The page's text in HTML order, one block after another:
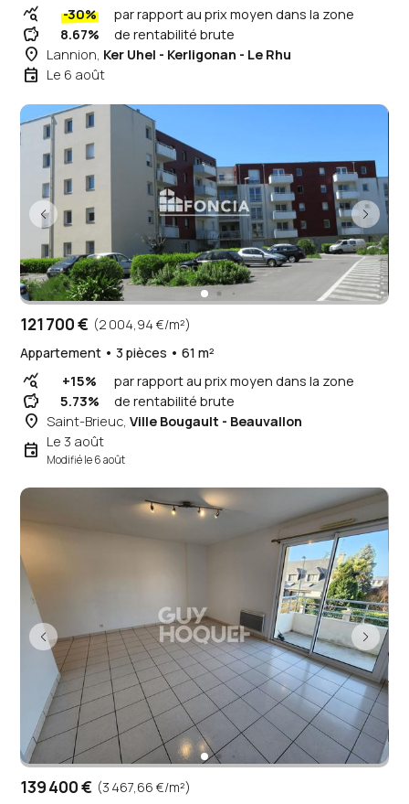
query_stats -30% par rapport au prix moyen dans la zone
savings 8.67% de rentabilité brute
place Lannion, Ker Uhel - Kerligonan - Le Rhu
event Le 6 août
121 700 € (2 004,94 €/m²)
Appartement • 3 pièces • 61 m²
query_stats +15% par rapport au prix moyen dans la zone
savings 5.73% de rentabilité brute
place Saint-Brieuc,Ville Bougault - Beauvallon
event Le 3 août
Modifié le 6 août
139 400 € (3 467,66 €/m²)